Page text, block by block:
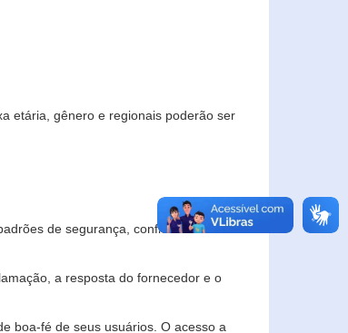
etária, gênero e regionais poderão ser
de segurança, confidencialidade
a resposta do fornecedor e o
boa-fé de seus usuários. O acesso a